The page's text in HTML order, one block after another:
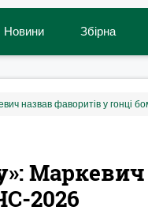
Новини Збірна
назвав фаворитів у гонці
Маркевич
2026